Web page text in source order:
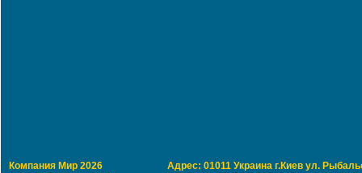
Компания Мир 2026
Адрес: 01011 Украина г.Киев ул.